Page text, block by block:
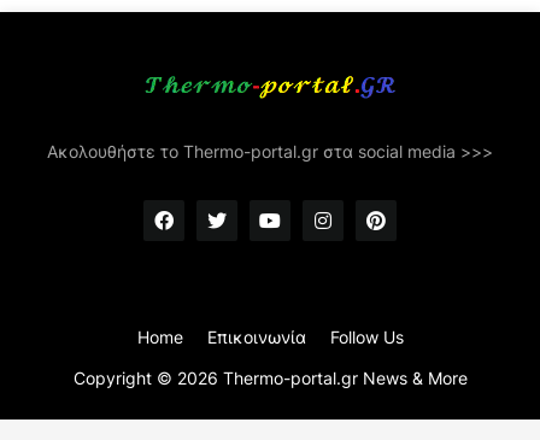
Ακολουθήστε το Thermo-portal.gr στα social media >>>
Copyright © 2026 Thermo-portal.gr News & More
Home Επικοινωνία Follow Us